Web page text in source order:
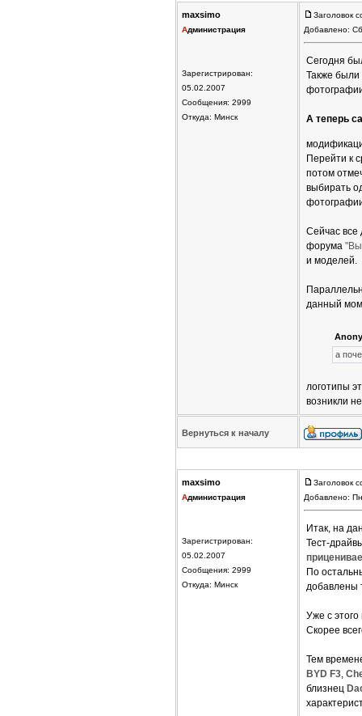
maxsimo
Администрация
Зарегистрирован:
05.02.2007
Сообщения: 2999
Откуда: Минск
Заголовок
Добавлено:
Сегодня
Также были
А теперь
Перейти к
потом
выбирать
Сейчас все
форума
и моделей.
данный
а
логотипы
возникли
Вернуться к началу
maxsimo
Администрация
Зарегистрирован:
05.02.2007
Сообщения: 2999
Откуда: Минск
Заголовок
Добавлено:
Итак, на
Тест-
По
добавлены
Уже с
Скорее
Тем
BYD F3,
близнец